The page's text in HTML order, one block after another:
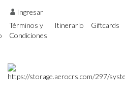
Ingresar
Términos y
Condiciones
Itinerario Giftcards